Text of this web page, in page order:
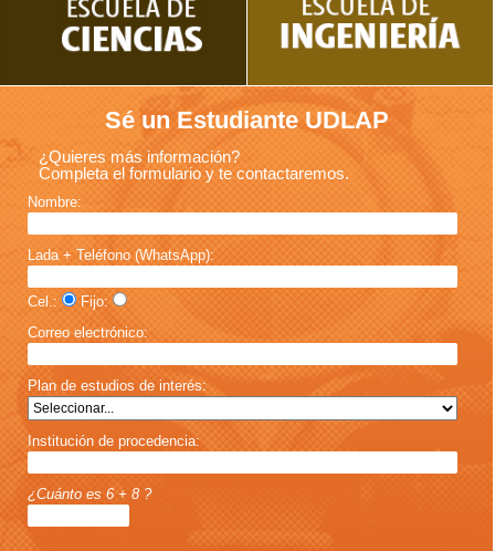
Sé un Estudiante UDLAP
¿Quieres más información?
Completa el formulario y te contactaremos.
Nombre:
Lada + Teléfono (WhatsApp):
Cel.:
Fijo:
Correo electrónico:
Plan de estudios de interés:
Institución de procedencia:
¿Cuánto es 6 + 8 ?